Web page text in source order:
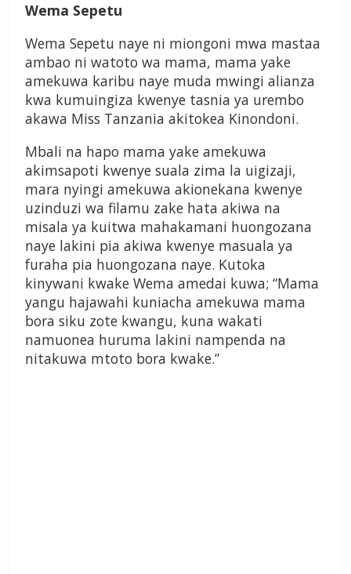
Wema Sepetu
Wema Sepetu naye ni miongoni mwa mastaa
ambao ni watoto wa mama, mama yake
amekuwa karibu naye muda mwingi alianza
kwa kumuingiza kwenye tasnia ya urembo
akawa Miss Tanzania akitokea Kinondoni.
Mbali na hapo mama yake amekuwa
akimsapoti kwenye suala zima la uigizaji,
mara nyingi amekuwa akionekana kwenye
uzinduzi wa filamu zake hata akiwa na
misala ya kuitwa mahakamani huongozana
naye lakini pia akiwa kwenye masuala ya
furaha pia huongozana naye. Kutoka
kinywani kwake Wema amedai kuwa; “Mama
yangu hajawahi kuniacha amekuwa mama
bora siku zote kwangu, kuna wakati
namuonea huruma lakini nampenda na
nitakuwa mtoto bora kwake.”